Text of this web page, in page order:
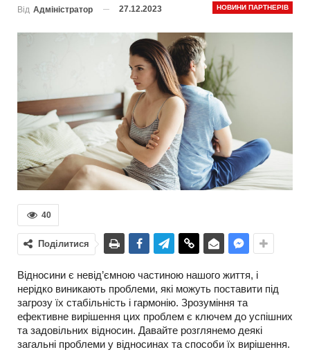
НОВИНИ ПАРТНЕРІВ
Від Адміністратор 27.12.2023
40
Поділитися
Відносини є невід’ємною частиною нашого життя, і
нерідко виникають проблеми, які можуть поставити під
загрозу їх стабільність і гармонію. Зрозуміння та
ефективне вирішення цих проблем є ключем до успішних
та задовільних відносин. Давайте розглянемо деякі
загальні проблеми у відносинах та способи їх вирішення.